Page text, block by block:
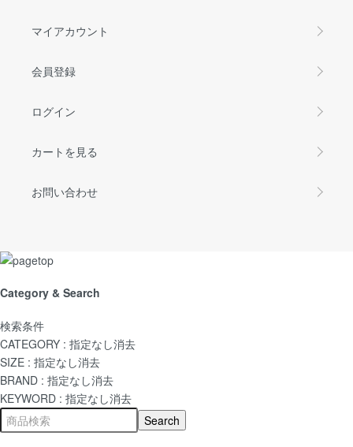
マイアカウント
会員登録
ログイン
カートを見る
お問い合わせ
Category & Search
検索条件
CATEGORY : 指定なし消去
SIZE : 指定なし消去
BRAND : 指定なし消去
KEYWORD : 指定なし消去